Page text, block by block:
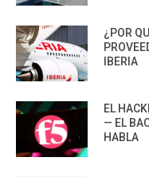
¿POR
IBERIA
EL
— EL
HABLA